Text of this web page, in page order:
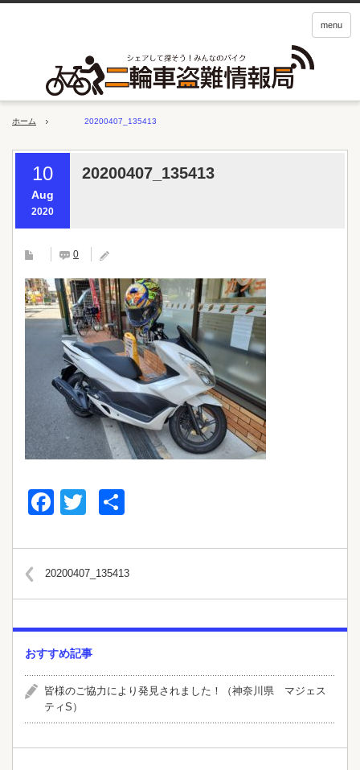
menu
ホーム 20200407_135413
10
Aug
2020
20200407_135413
0
Facebook
Twitter
20200407_135413
おすすめ記事
皆様のご協力により発見されました！（神奈川県 マジェス
ティS）